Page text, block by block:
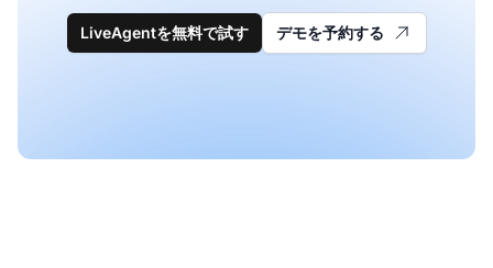
LiveAgentを無料で試す デモを予約する